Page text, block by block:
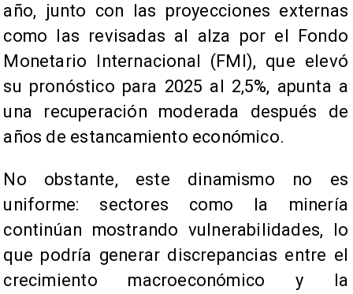
año, junto con las proyecciones externas
como las revisadas al alza por el Fondo
Monetario Internacional (FMI), que elevó
su pronóstico para 2025 al 2,5%, apunta a
una recuperación moderada después de
años de estancamiento económico.
No obstante, este dinamismo no es
uniforme: sectores como la minería
continúan mostrando vulnerabilidades, lo
que podría generar discrepancias entre el
crecimiento macroeconómico y la